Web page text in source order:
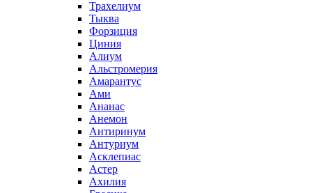
Трахелиум
Тыква
Форзиция
Циния
Алиум
Альстромерия
Амарантус
Ами
Ананас
Анемон
Антиринум
Антуриум
Асклепиас
Астер
Ахилия